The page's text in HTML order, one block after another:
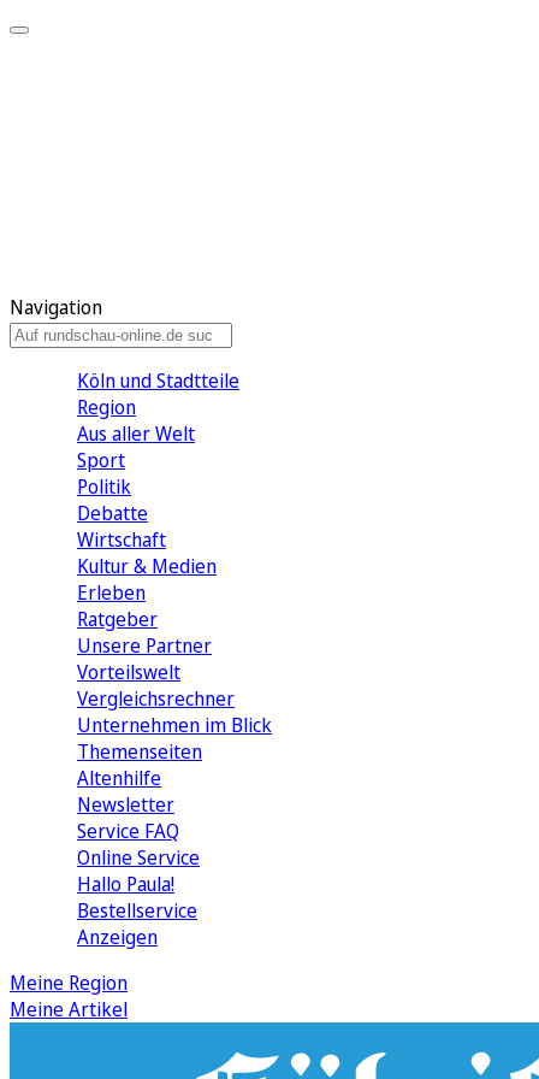
Navigation
Köln und Stadtteile
Region
Aus aller Welt
Sport
Politik
Debatte
Wirtschaft
Kultur & Medien
Erleben
Ratgeber
Unsere Partner
Vorteilswelt
Vergleichsrechner
Unternehmen im Blick
Themenseiten
Altenhilfe
Newsletter
Service FAQ
Online Service
Hallo Paula!
Bestellservice
Anzeigen
Meine Region
Meine Artikel